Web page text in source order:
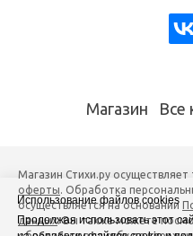
Использование файлов cookies
Продолжая использовать этот
Магазин Все
Магазин Стихи.ру
оферты. Обработка
осуществляется на основании
данных. Вы также можете